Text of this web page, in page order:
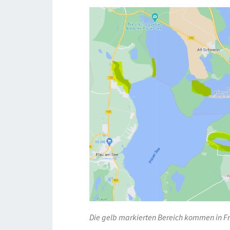
Die gelb markierten Bereich kommen in